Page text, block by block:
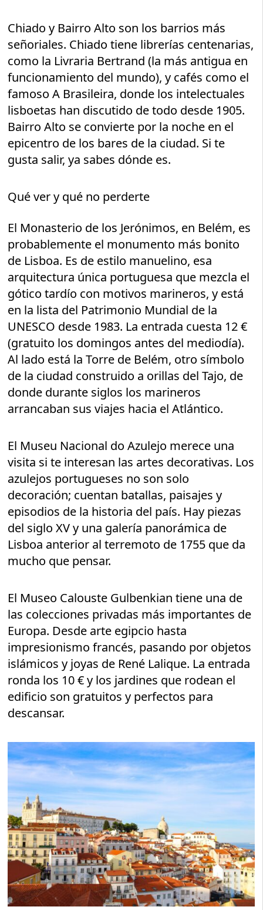
Chiado y Bairro Alto son los barrios más
señoriales. Chiado tiene librerías centenarias,
como la Livraria Bertrand (la más antigua en
funcionamiento del mundo), y cafés como el
famoso A Brasileira, donde los intelectuales
lisboetas han discutido de todo desde 1905.
Bairro Alto se convierte por la noche en el
epicentro de los bares de la ciudad. Si te
gusta salir, ya sabes dónde es.
Qué ver y qué no perderte
El Monasterio de los Jerónimos, en Belém, es
probablemente el monumento más bonito
de Lisboa. Es de estilo manuelino, esa
arquitectura única portuguesa que mezcla el
gótico tardío con motivos marineros, y está
en la lista del Patrimonio Mundial de la
UNESCO desde 1983. La entrada cuesta 12 €
(gratuito los domingos antes del mediodía).
Al lado está la Torre de Belém, otro símbolo
de la ciudad construido a orillas del Tajo, de
donde durante siglos los marineros
arrancaban sus viajes hacia el Atlántico.
El Museu Nacional do Azulejo merece una
visita si te interesan las artes decorativas. Los
azulejos portugueses no son solo
decoración; cuentan batallas, paisajes y
episodios de la historia del país. Hay piezas
del siglo XV y una galería panorámica de
Lisboa anterior al terremoto de 1755 que da
mucho que pensar.
El Museo Calouste Gulbenkian tiene una de
las colecciones privadas más importantes de
Europa. Desde arte egipcio hasta
impresionismo francés, pasando por objetos
islámicos y joyas de René Lalique. La entrada
ronda los 10 € y los jardines que rodean el
edificio son gratuitos y perfectos para
descansar.